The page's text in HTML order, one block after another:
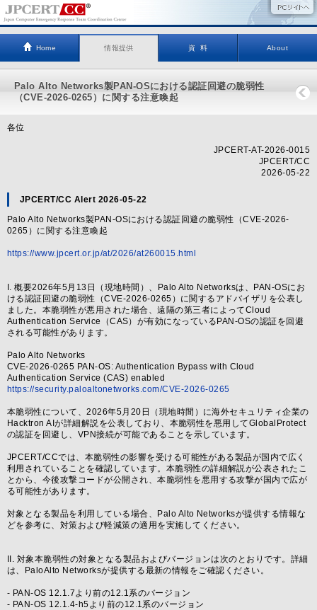
Home 情報提供 資 料 About
Palo Alto Networks製PAN-OSにおける認証回避の脆弱性
（CVE-2026-0265）に関する注意喚起
各位
JPCERT-AT-2026-0015
JPCERT/CC
2026-05-22
JPCERT/CC Alert 2026-05-22
Palo Alto Networks製PAN-OSにおける認証回避の脆弱性（CVE-2026-
0265）に関する注意喚起
https://www.jpcert.or.jp/at/2026/at260015.html
I. 概要2026年5月13日（現地時間）、Palo Alto Networksは、PAN-OSにお
ける認証回避の脆弱性（CVE-2026-0265）に関するアドバイザリを公表し
ました。本脆弱性が悪用された場合、遠隔の第三者によってCloud
Authentication Service（CAS）が有効になっているPAN-OSの認証を回避
される可能性があります。
Palo Alto Networks
CVE-2026-0265 PAN-OS: Authentication Bypass with Cloud
Authentication Service (CAS) enabled
https://security.paloaltonetworks.com/CVE-2026-0265
本脆弱性について、2026年5月20日（現地時間）に海外セキュリティ企業の
Hacktron AIが詳細解説を公表しており、本脆弱性を悪用してGlobalProtect
の認証を回避し、VPN接続が可能であることを示しています。
JPCERT/CCでは、本脆弱性の影響を受ける可能性がある製品が国内で広く
利用されていることを確認しています。本脆弱性の詳細解説が公表されたこ
とから、今後攻撃コードが公開され、本脆弱性を悪用する攻撃が国内で広が
る可能性があります。
対象となる製品を利用している場合、Palo Alto Networksが提供する情報な
どを参考に、対策および軽減策の適用を実施してください。
II. 対象本脆弱性の対象となる製品およびバージョンは次のとおりです。詳細
は、PaloAlto Networksが提供する最新の情報をご確認ください。
- PAN-OS 12.1.7より前の12.1系のバージョン
- PAN-OS 12.1.4-h5より前の12.1系のバージョン